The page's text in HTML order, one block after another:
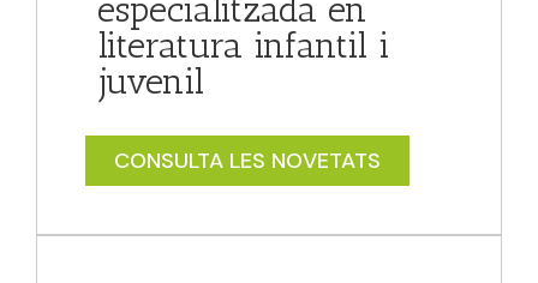
especialitzada en
literatura infantil i
juvenil
CONSULTA LES NOVETATS